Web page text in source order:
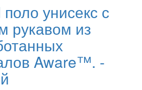
унисекс с
рукавом из
Aware™. -